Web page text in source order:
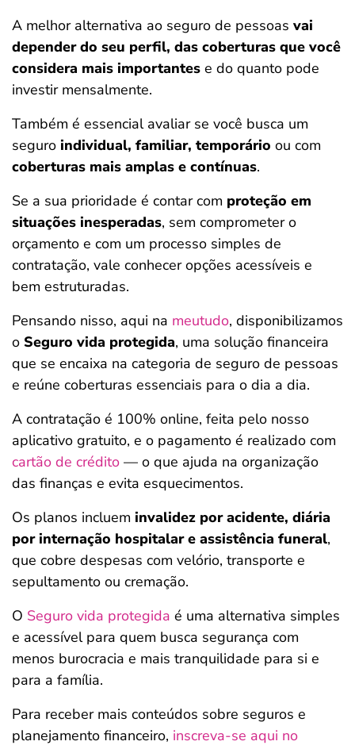
A melhor alternativa ao seguro de pessoas vai
depender do seu perfil, das coberturas que você
considera mais importantes e do quanto pode
investir mensalmente.
Também é essencial avaliar se você busca um
seguro individual, familiar, temporário ou com
coberturas mais amplas e contínuas.
Se a sua prioridade é contar com proteção em
situações inesperadas, sem comprometer o
orçamento e com um processo simples de
contratação, vale conhecer opções acessíveis e
bem estruturadas.
Pensando nisso, aqui na meutudo, disponibilizamos
o Seguro vida protegida, uma solução financeira
que se encaixa na categoria de seguro de pessoas
e reúne coberturas essenciais para o dia a dia.
A contratação é 100% online, feita pelo nosso
aplicativo gratuito, e o pagamento é realizado com
cartão de crédito — o que ajuda na organização
das finanças e evita esquecimentos.
Os planos incluem invalidez por acidente, diária
por internação hospitalar e assistência funeral,
que cobre despesas com velório, transporte e
sepultamento ou cremação.
O Seguro vida protegida é uma alternativa simples
e acessível para quem busca segurança com
menos burocracia e mais tranquilidade para si e
para a família.
Para receber mais conteúdos sobre seguros e
planejamento financeiro, inscreva-se aqui no